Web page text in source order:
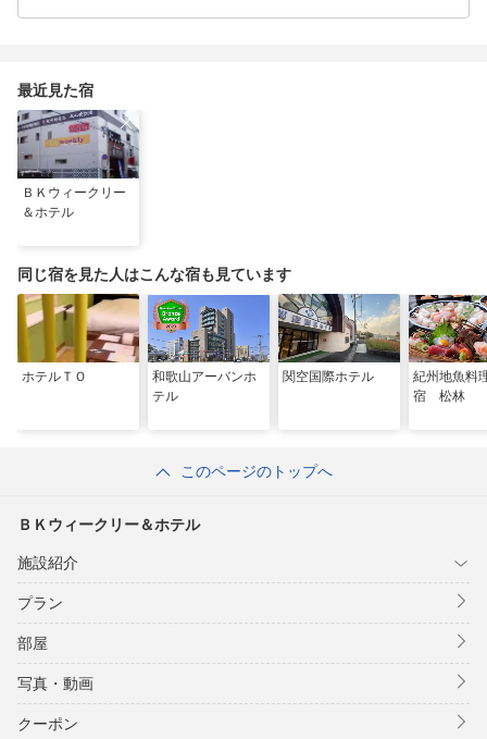
最近見た宿
ＢＫウィークリー
＆ホテル
同じ宿を見た人はこんな宿も見ています
ホテルＴＯ
和歌山アーバンホ
テル
関空国際ホテル
紀州地魚
宿 松林
このページのトップへ
ＢＫウィークリー＆ホテル
施設紹介
プラン
部屋
写真・動画
クーポン